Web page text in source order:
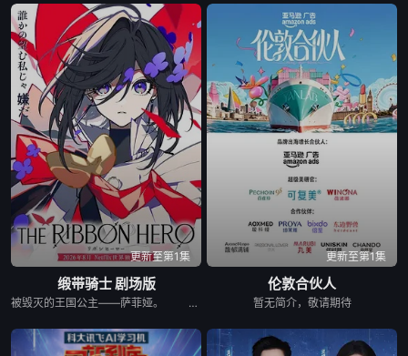
更新至第1集
缎带骑士 剧场版
被毁灭的王国公主——萨菲娅。 灾厄“内尔伽勒”夺走了她故乡希尔弗兰的一切，她在绝望的尽头，抵达了戈尔德兰。 她怀抱着过往，在人们的温柔相待中，开始觅得一丝微小的希望。 然而，仿佛是为了嘲弄这份平静的日常，灾厄“内尔伽勒”再度降临。 曾将故乡化为灰烬的绝望，如今又要夺走这片土地的光芒。 ——已经，不会再失去任何东西。也不会让任何人失去。 少女拂去悲伤的泪水，执剑而起。 这是一个系上缎带、决心反抗命运的，属于一位英雄的故事。
更新至第1集
伦敦合伙人
暂无简介，敬请期待